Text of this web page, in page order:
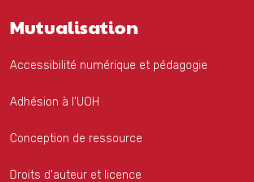
Mutualisation
Accessibilité numérique et pédagogie
Adhésion à l'UOH
Conception de ressource
Droits d'auteur et licence